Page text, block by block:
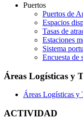
Puertos
Puertos de
Espacios
Tasas de
Estaciones
Sistema
Encuesta de
Áreas Logísticas y
Áreas Logísticas y
ACTIVIDAD